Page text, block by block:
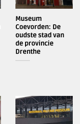
Museum
Coevorden: De
oudste stad van
de provincie
Drenthe